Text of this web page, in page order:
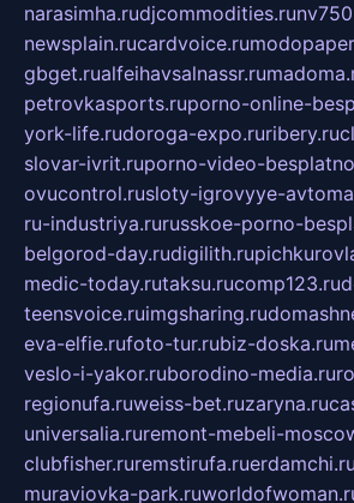
narasimha.rudjcommodities.ru
newsplain.rucardvoice.ru
gbget.rualfeihavsalnassr.ru
petrovkasports.ruporno-online-
york-life.rudoroga-expo.ruribery.ru
slovar-ivrit.ruporno-video-
ovucontrol.rusloty-igrovyye-
ru-industriya.rurusskoe-porno-
belgorod-day.rudigilith.ru
medic-today.rutaksu.rucomp123.ru
teensvoice.ruimgsharing.ru
eva-elfie.rufoto-tur.rubiz-doska.ru
veslo-i-yakor.ruborodino-media.ru
regionufa.ruweiss-bet.ruzaryna.ru
universalia.ruremont-mebeli-
clubfisher.ruremstirufa.ruerdamchi.ru
muraviovka-park.ru